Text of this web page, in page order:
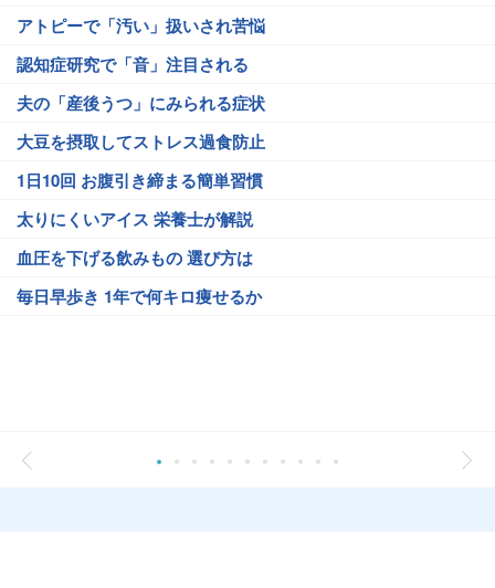
アトピーで「汚い」扱いされ苦悩
認知症研究で「音」注目される
夫の「産後うつ」にみられる症状
大豆を摂取してストレス過食防止
1日10回 お腹引き締まる簡単習慣
太りにくいアイス 栄養士が解説
血圧を下げる飲みもの 選び方は
毎日早歩き 1年で何キロ痩せるか